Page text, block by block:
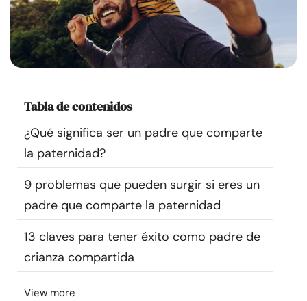
Cursos
Recursos
Encuentra un terapeuta
Idioma
Sobre nosotros Contáctanos Escríbenos
Publicidad con
nosotros
© Copyright 2026. Todos los derechos reservados.
Tabla de contenidos
¿Qué significa ser un padre que comparte
la paternidad?
9 problemas que pueden surgir si eres un
padre que comparte la paternidad
13 claves para tener éxito como padre de
crianza compartida
View more